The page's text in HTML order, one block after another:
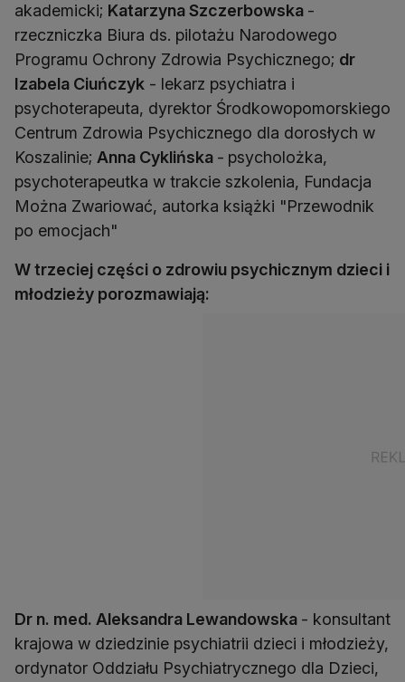
akademicki; Katarzyna Szczerbowska -
rzeczniczka Biura ds. pilotażu Narodowego
Programu Ochrony Zdrowia Psychicznego; dr
Izabela Ciuńczyk - lekarz psychiatra i
psychoterapeuta, dyrektor Środkowopomorskiego
Centrum Zdrowia Psychicznego dla dorosłych w
Koszalinie; Anna Cyklińska - psycholożka,
psychoterapeutka w trakcie szkolenia, Fundacja
Można Zwariować, autorka książki "Przewodnik
po emocjach"
W trzeciej części o zdrowiu psychicznym dzieci i
młodzieży porozmawiają:
Dr n. med. Aleksandra Lewandowska - konsultant
krajowa w dziedzinie psychiatrii dzieci i młodzieży,
ordynator Oddziału Psychiatrycznego dla Dzieci,